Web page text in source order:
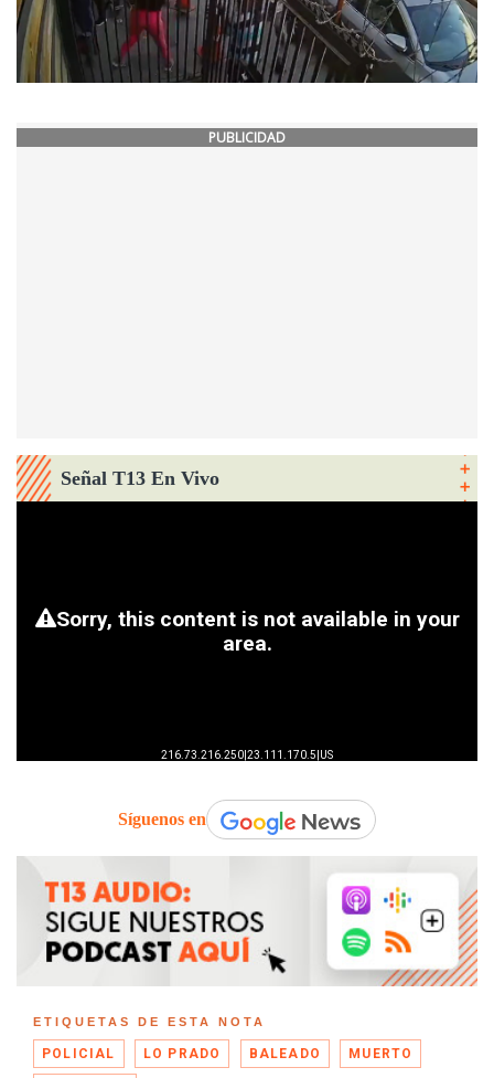
PUBLICIDAD
Señal T13 En Vivo
Síguenos en
ETIQUETAS DE ESTA NOTA
POLICIAL LO PRADO BALEADO MUERTO